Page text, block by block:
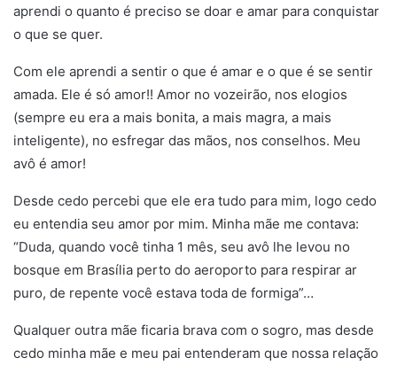
aprendi o quanto é preciso se doar e amar para conquistar
o que se quer.
Com ele aprendi a sentir o que é amar e o que é se sentir
amada. Ele é só amor!! Amor no vozeirão, nos elogios
(sempre eu era a mais bonita, a mais magra, a mais
inteligente), no esfregar das mãos, nos conselhos. Meu
avô é amor!
Desde cedo percebi que ele era tudo para mim, logo cedo
eu entendia seu amor por mim. Minha mãe me contava:
“Duda, quando você tinha 1 mês, seu avô lhe levou no
bosque em Brasília perto do aeroporto para respirar ar
puro, de repente você estava toda de formiga”…
Qualquer outra mãe ficaria brava com o sogro, mas desde
cedo minha mãe e meu pai entenderam que nossa relação